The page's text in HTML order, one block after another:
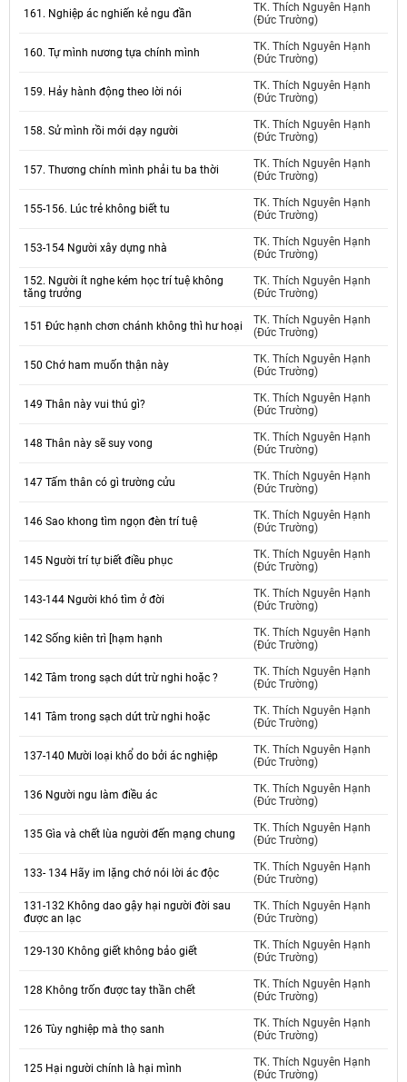
161. Nghiệp ác nghiến kẻ ngu đần
TK. Thích Nguyên Hạnh
(Đức Trường)
160. Tự mình nương tựa chính mình
TK. Thích Nguyên Hạnh
(Đức Trường)
159. Hảy hành động theo lời nói
TK. Thích Nguyên Hạnh
(Đức Trường)
158. Sử mình rồi mới dạy người
TK. Thích Nguyên Hạnh
(Đức Trường)
157. Thương chính mình phải tu ba thời
TK. Thích Nguyên Hạnh
(Đức Trường)
155-156. Lúc trẻ không biết tu
TK. Thích Nguyên Hạnh
(Đức Trường)
153-154 Người xây dựng nhà
TK. Thích Nguyên Hạnh
(Đức Trường)
152. Người ít nghe kém học trí tuệ không
tăng trưởng
TK. Thích Nguyên Hạnh
(Đức Trường)
151 Đức hạnh chơn chánh không thì hư hoại
TK. Thích Nguyên Hạnh
(Đức Trường)
150 Chớ ham muốn thận này
TK. Thích Nguyên Hạnh
(Đức Trường)
149 Thân này vui thú gì?
TK. Thích Nguyên Hạnh
(Đức Trường)
148 Thân này sẽ suy vong
TK. Thích Nguyên Hạnh
(Đức Trường)
147 Tấm thân có gì trường cửu
TK. Thích Nguyên Hạnh
(Đức Trường)
146 Sao khong tìm ngọn đèn trí tuệ
TK. Thích Nguyên Hạnh
(Đức Trường)
145 Người trí tự biết điều phục
TK. Thích Nguyên Hạnh
(Đức Trường)
143-144 Người khó tìm ở đời
TK. Thích Nguyên Hạnh
(Đức Trường)
142 Sống kiên trì [hạm hạnh
TK. Thích Nguyên Hạnh
(Đức Trường)
142 Tâm trong sạch dứt trừ nghi hoặc ?
TK. Thích Nguyên Hạnh
(Đức Trường)
141 Tâm trong sạch dứt trừ nghi hoặc
TK. Thích Nguyên Hạnh
(Đức Trường)
137-140 Mười loại khổ do bởi ác nghiệp
TK. Thích Nguyên Hạnh
(Đức Trường)
136 Người ngu làm điều ác
TK. Thích Nguyên Hạnh
(Đức Trường)
135 Gìa và chết lùa người đến mạng chung
TK. Thích Nguyên Hạnh
(Đức Trường)
133- 134 Hãy im lặng chớ nói lời ác độc
TK. Thích Nguyên Hạnh
(Đức Trường)
131-132 Không dao gậy hại người đời sau
được an lạc
TK. Thích Nguyên Hạnh
(Đức Trường)
129-130 Không giết không bảo giết
TK. Thích Nguyên Hạnh
(Đức Trường)
128 Không trốn được tay thần chết
TK. Thích Nguyên Hạnh
(Đức Trường)
126 Tùy nghiệp mà thọ sanh
TK. Thích Nguyên Hạnh
(Đức Trường)
125 Hại người chính là hại mình
TK. Thích Nguyên Hạnh
(Đức Trường)